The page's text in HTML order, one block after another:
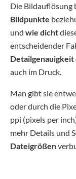
Die Bildauflösung
Bildpunkte
und wie dicht
entscheidender
Detailgenauigkeit
auch im Druck.
Man gibt sie
oder durch die
ppi (pixels per
mehr Details und
Dateigrößen